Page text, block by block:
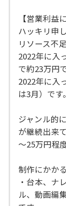
【営業利益
ハッキリ申
リソース不
2022年に入
で約23万円で
2022年に入
は3月）です。
ジャンル的
が継続出来
～25万円程
制作にかか
・台本、ナ
ル、動画編